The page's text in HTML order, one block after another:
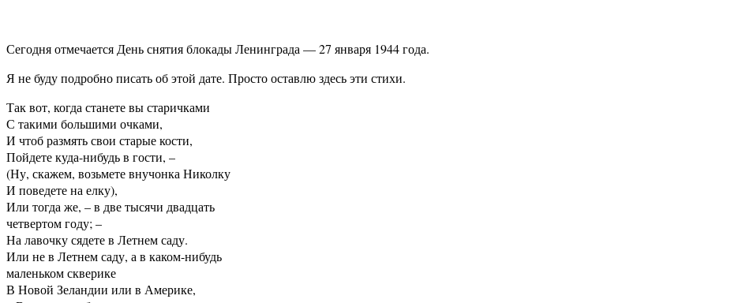
Сегодня отмечается День снятия блокады Ленинграда — 27 января 1944 года.
Я не буду подробно писать об этой дате. Просто оставлю здесь эти стихи.
Так вот, когда станете вы старичками
С такими большими очками,
И чтоб размять свои старые кости,
Пойдете куда-нибудь в гости, –
(Ну, скажем, возьмете внучонка Николку
И поведете на елку),
Или тогда же, – в две тысячи двадцать
четвертом году; –
На лавочку сядете в Летнем саду.
Или не в Летнем саду, а в каком-нибудь
маленьком скверике
В Новой Зеландии или в Америке,